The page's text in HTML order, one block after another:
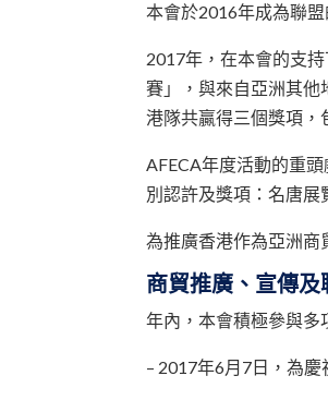
本會於2016年成為聯盟
2017年，在本會的支
賽」，與來自亞洲其
港隊共贏得三個獎項，
AFECA年度活動的重
別認許及獎項：名唐展
為推廣香港作為亞洲商
商貿推廣、宣傳及
年內，本會積極參與多
– 2017年6月7日，為